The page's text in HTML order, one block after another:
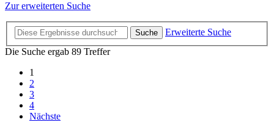
Zur erweiterten Suche
Suche
Erweiterte Suche
Die Suche ergab 89 Treffer
1
2
3
4
Nächste